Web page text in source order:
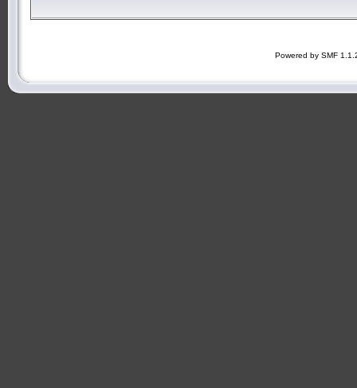
Powered by SMF